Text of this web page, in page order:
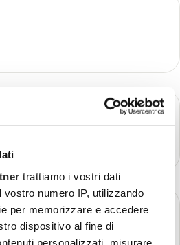
trattiamo i vostri dati
vostro numero IP, utilizzando
per memorizzare e accedere
dispositivo al fine di
personalizzati, misurare